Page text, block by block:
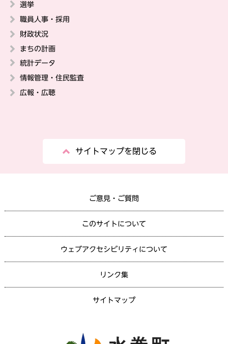
選挙
職員人事・採用
財政状況
まちの計画
統計データ
情報管理・住民監査
広報・広聴
サイトマップを閉じる
ご意見・ご質問
このサイトについて
ウェブアクセシビリティについて
リンク集
サイトマップ